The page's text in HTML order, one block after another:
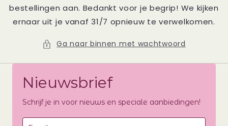
bestellingen aan. Bedankt voor je begrip! We kijken
ernaar uit je vanaf 31/7 opnieuw te verwelkomen.
Ga naar binnen met wachtwoord
Nieuwsbrief
Schrijf je in voor nieuws en speciale aanbiedingen!